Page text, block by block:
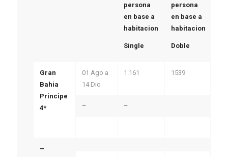
persona
en base a
habitacion
Single
persona
en base a
habitacion
Doble
Gran
Bahia
Principe
4*
01 Ago a
14 Dic
1.161 1539
– –
–